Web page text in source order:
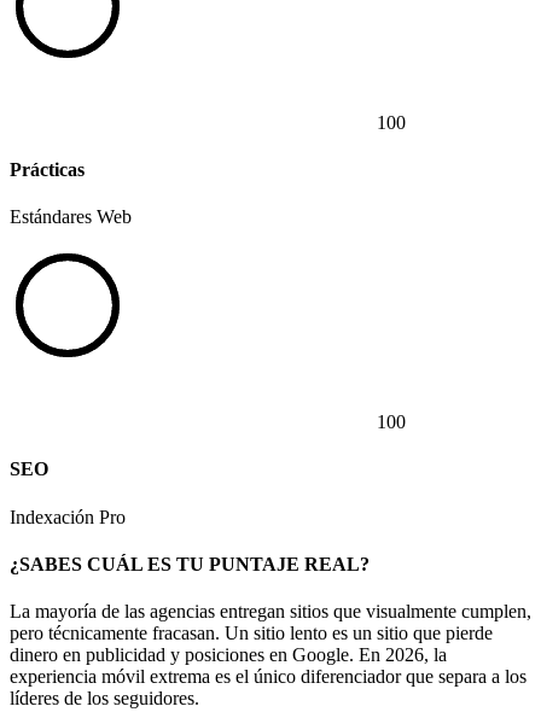
100
Prácticas
Estándares Web
100
SEO
Indexación Pro
¿SABES CUÁL ES TU PUNTAJE REAL?
La mayoría de las agencias entregan sitios que visualmente cumplen,
pero técnicamente fracasan. Un sitio lento es un sitio que pierde
dinero en publicidad y posiciones en Google. En 2026, la
experiencia móvil extrema es el único diferenciador que separa a los
líderes de los seguidores.